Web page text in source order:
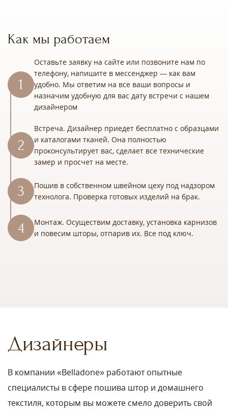
Как мы работаем
Оставьте заявку на сайте или позвоните нам по
телефону, напишите в мессенджер — как вам
удобно. Мы ответим на все ваши вопросы и
назначим удобную для вас дату встречи с нашем
дизайнером
Встреча. Дизайнер приедет бесплатно с образцами
и каталогами тканей. Она полностью
проконсультирует вас, сделает все технические
замер и просчет на месте.
Пошив в собственном швейном цеху под надзором
технолога. Проверка готовых изделий на брак.
Монтаж. Осуществим доставку, установка карнизов
и повесим шторы, отпарив их. Все под ключ.
Дизайнеры
В компании «Belladone» работают опытные
специалисты в сфере пошива штор и домашнего
текстиля, которым вы можете смело доверить свой